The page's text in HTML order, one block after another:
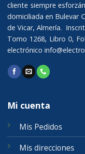
cliente siempre
domiciliada en Bulevar
de Vicar, Almería.
Tomo 1268, Libro 0,
electrónico
Mi cuenta
Mis Pedidos
Mis direcciones